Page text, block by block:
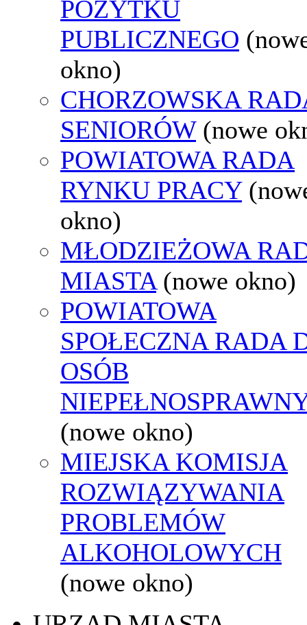
POŻYTKU
PUBLICZNEGO
okno)
CHORZOWSKA
SENIORÓW (nowe
POWIATOWA RADA
RYNKU PRACY
okno)
MŁODZIEŻOWA
MIASTA (nowe okno)
POWIATOWA
SPOŁECZNA RADA
OSÓB
(nowe okno)
MIEJSKA KOMISJA
ROZWIĄZYWANIA
PROBLEMÓW
ALKOHOLOWYCH
(nowe okno)